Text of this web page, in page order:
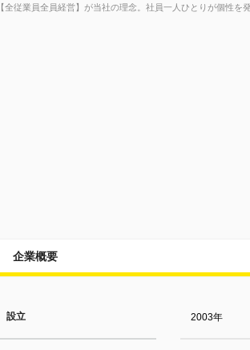
【全従業員全員経営】が当社の理念。社員一人ひとりが個性を
企業概要
設立 2003年